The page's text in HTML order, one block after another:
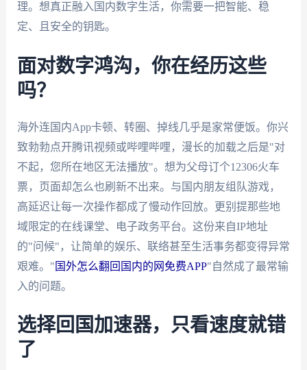
理。想真正融入国内数字生活，你需要一把智能、稳
定、且安全的钥匙。
面对数字鸿沟，你在经历这些
吗？
海外连国内App卡顿、转圈、掉线几乎是家常便饭。你兴
致勃勃点开腾讯视频或哔哩哔哩，漫长的加载之后是"对
不起，您所在地区无法播放"。想为父母订个12306火车
票，页面却怎么也刷新不出来。与国内朋友组队游戏，
高延迟让每一次操作都成了慢动作回放。更别提那些地
域限定的在线课堂、电子政务平台。这份来自IP地址
的"问候"，让简单的娱乐、联络甚至生活事务都变得异常
艰难。" 国外怎么翻回国内的网免费APP"自然成了最常输
入的问题。
选择回国加速器，只看速度就错
了